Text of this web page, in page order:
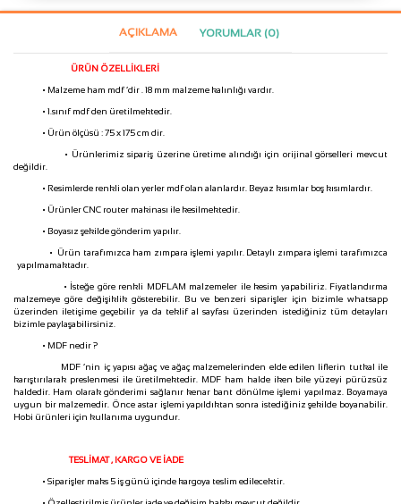
AÇIKLAMA YORUMLAR (0)
ÜRÜN ÖZELLİKLERİ
• Malzeme ham mdf ‘dir . 18 mm malzeme kalınlığı vardır.
• 1.sınıf mdf den üretilmektedir.
• Ürün ölçüsü : 75 x 175 cm dir.
• Ürünlerimiz sipariş üzerine üretime alındığı için orijinal görselleri mevcut
değildir.
• Resimlerde renkli olan yerler mdf olan alanlardır. Beyaz kısımlar boş kısımlardır.
• Ürünler CNC router makinası ile kesilmektedir.
• Boyasız şekilde gönderim yapılır.
• Ürün tarafımızca ham zımpara işlemi yapılır. Detaylı zımpara işlemi tarafımızca
yapılmamaktadır.
• İsteğe göre renkli MDFLAM malzemeler ile kesim yapabiliriz. Fiyatlandırma
malzemeye göre değişiklik gösterebilir. Bu ve benzeri siparişler için bizimle whatsapp
üzerinden iletişime geçebilir ya da teklif al sayfası üzerinden istediğiniz tüm detayları
bizimle paylaşabilirsiniz.
• MDF nedir ?
MDF ‘nin iç yapısı ağaç ve ağaç malzemelerinden elde edilen liflerin tutkal ile
karıştırılarak preslenmesi ile üretilmektedir. MDF ham halde iken bile yüzeyi pürüzsüz
haldedir. Ham olarak gönderimi sağlanır kenar bant dönülme işlemi yapılmaz. Boyamaya
uygun bir malzemedir. Önce astar işlemi yapıldıktan sonra istediğiniz şekilde boyanabilir.
Hobi ürünleri için kullanıma uygundur.
TESLİMAT , KARGO VE İADE
• Siparişler maks 5 iş günü içinde kargoya teslim edilecektir.